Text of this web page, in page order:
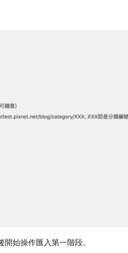
始操作匯入第一階段。